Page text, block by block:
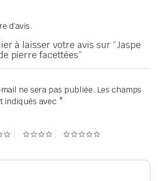
d’avis.
à laisser votre avis sur “Jaspe
pierre facettées”
ne sera pas publiée. Les champs
indiqués avec *